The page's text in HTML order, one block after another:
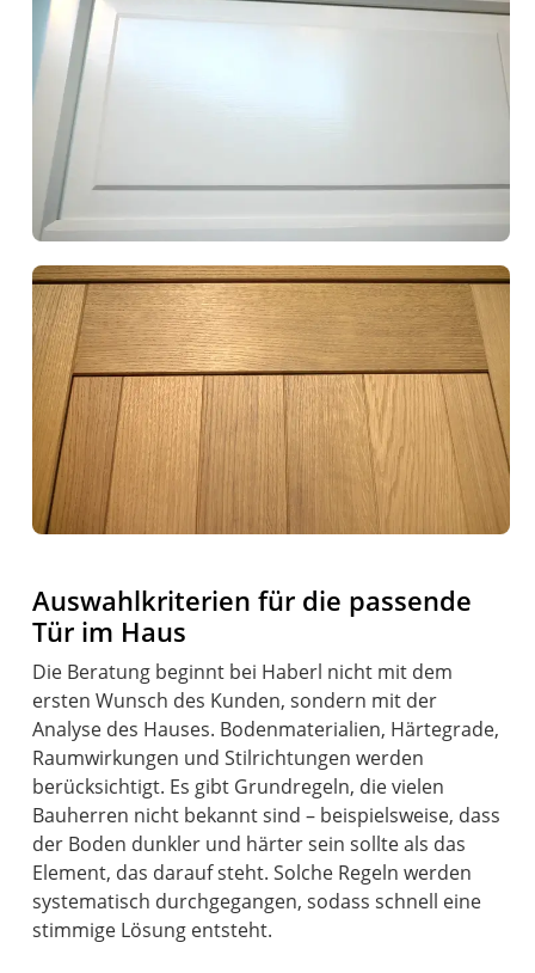
Auswahlkriterien für die passende
Tür im Haus
Die Beratung beginnt bei Haberl nicht mit dem
ersten Wunsch des Kunden, sondern mit der
Analyse des Hauses. Bodenmaterialien, Härtegrade,
Raumwirkungen und Stilrichtungen werden
berücksichtigt. Es gibt Grundregeln, die vielen
Bauherren nicht bekannt sind – beispielsweise, dass
der Boden dunkler und härter sein sollte als das
Element, das darauf steht. Solche Regeln werden
systematisch durchgegangen, sodass schnell eine
stimmige Lösung entsteht.